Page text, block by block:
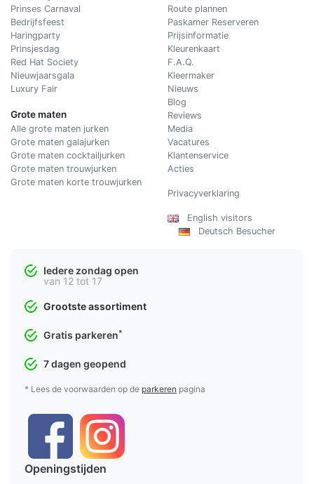
Prinses Carnaval
Bedrijfsfeest
Haringparty
Prinsjesdag
Red Hat Society
Nieuwjaarsgala
Luxury Fair
Grote maten
Alle grote maten jurken
Grote maten galajurken
Grote maten cocktailjurken
Grote maten trouwjurken
Grote maten korte trouwjurken
Route plannen
Paskamer Reserveren
Prijsinformatie
Kleurenkaart
F.A.Q.
Kleermaker
Nieuws
Blog
Reviews
Media
Vacatures
Klantenservice
Acties
Privacyverklaring
English visitors
Deutsch Besucher
Iedere zondag open
van 12 tot 17
Grootste assortiment
Gratis parkeren*
7 dagen geopend
* Lees de voorwaarden op de parkeren pagina
Openingstijden